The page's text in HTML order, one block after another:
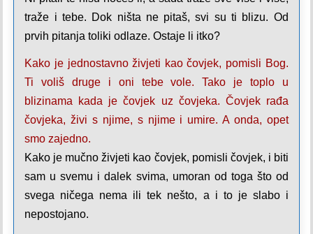
traže i tebe. Dok ništa ne pitaš, svi su ti blizu. Od
prvih pitanja toliki odlaze. Ostaje li itko?
Kako je jednostavno živjeti kao čovjek, pomisli Bog.
Ti voliš druge i oni tebe vole. Tako je toplo u
blizinama kada je čovjek uz čovjeka. Čovjek rađa
čovjeka, živi s njime, s njime i umire. A onda, opet
smo zajedno.
Kako je mučno živjeti kao čovjek, pomisli čovjek, i biti
sam u svemu i dalek svima, umoran od toga što od
svega ničega nema ili tek nešto, a i to je slabo i
nepostojano.